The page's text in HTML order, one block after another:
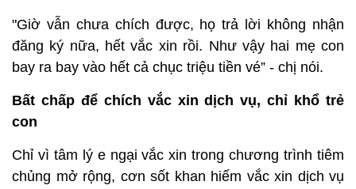
"Giờ vẫn chưa chích được, họ trả lời không nhận
đăng ký nữa, hết vắc xin rồi. Như vậy hai mẹ con
bay ra bay vào hết cả chục triệu tiền vé” - chị nói.
Bất chấp để chích vắc xin dịch vụ, chỉ khổ trẻ
con
Chỉ vì tâm lý e ngại vắc xin trong chương trình tiêm
chủng mở rộng, cơn sốt khan hiếm vắc xin dịch vụ